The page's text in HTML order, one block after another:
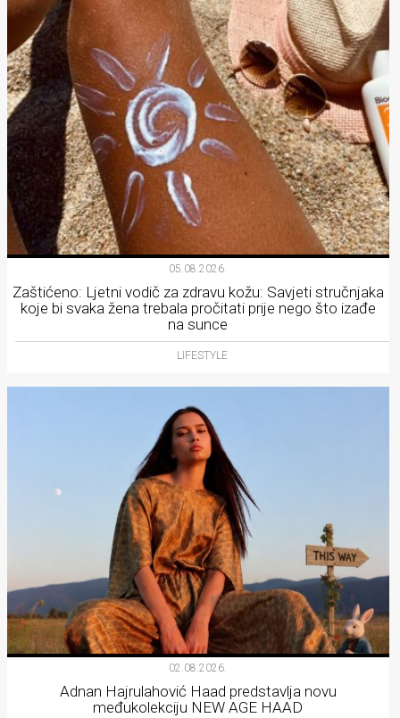
05.08.2026.
Zaštićeno: Ljetni vodič za zdravu kožu: Savjeti stručnjaka
koje bi svaka žena trebala pročitati prije nego što izađe
na sunce
LIFESTYLE
02.08.2026.
Adnan Hajrulahović Haad predstavlja novu
međukolekciju NEW AGE HAAD